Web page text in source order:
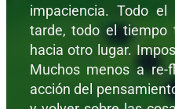
impaciencia. Todo
tarde, todo el tiempo
hacia otro lugar.
Muchos menos a re-
acción del